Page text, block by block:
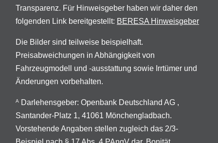
Transparenz. Für Hinweisgeber haben wir daher den
folgenden Link bereitgestellt: BERESA Hinweisgeber
Die Bilder sind teilweise beispielhaft.
Preisabweichungen in Abhängigkeit von
Fahrzeugmodell und -ausstattung sowie Irrtümer und
Änderungen vorbehalten.
A
Darlehensgeber: Openbank Deutschland AG ,
Santander-Platz 1, 41061 Mönchengladbach.
Vorstehende Angaben stellen zugleich das 2/3-